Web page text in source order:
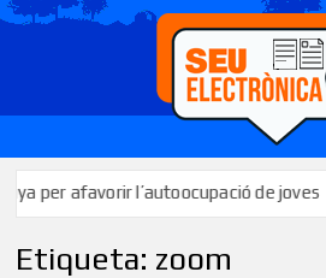
afavorir l’autoocupació de joves
Etiqueta: zoom